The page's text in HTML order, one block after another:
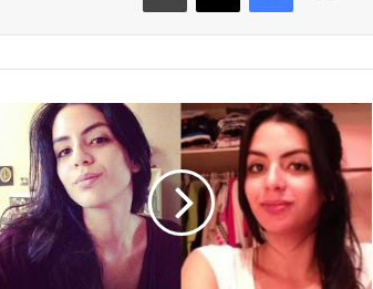
صور
صادمة
ألأجل
هذه
الأغراض
تُركت
أروى